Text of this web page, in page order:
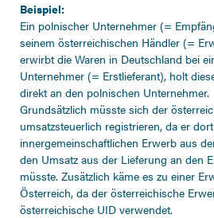
Beispiel:
Ein polnischer Unternehmer (=
seinem österreichischen Händler (=
erwirbt die Waren in Deutschland bei
Unternehmer (= Erstlieferant), holt
direkt an den polnischen Unternehmer.
Grundsätzlich müsste sich der
umsatzsteuerlich registrieren, da er
innergemeinschaftlichen Erwerb aus
den Umsatz aus der Lieferung an den
müsste. Zusätzlich käme es zu einer
Österreich, da der österreichische
österreichische UID verwendet.